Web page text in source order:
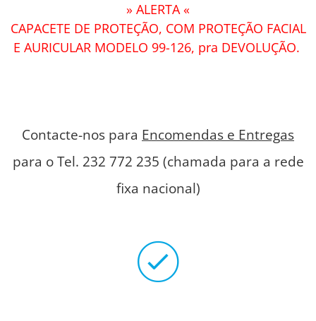
» ALERTA «
CAPACETE DE PROTEÇÃO, COM PROTEÇÃO FACIAL
E AURICULAR MODELO 99-126, pra DEVOLUÇÃO.
Contacte-nos para Encomendas e Entregas
para o Tel. 232 772 235 (chamada para a rede
fixa nacional)